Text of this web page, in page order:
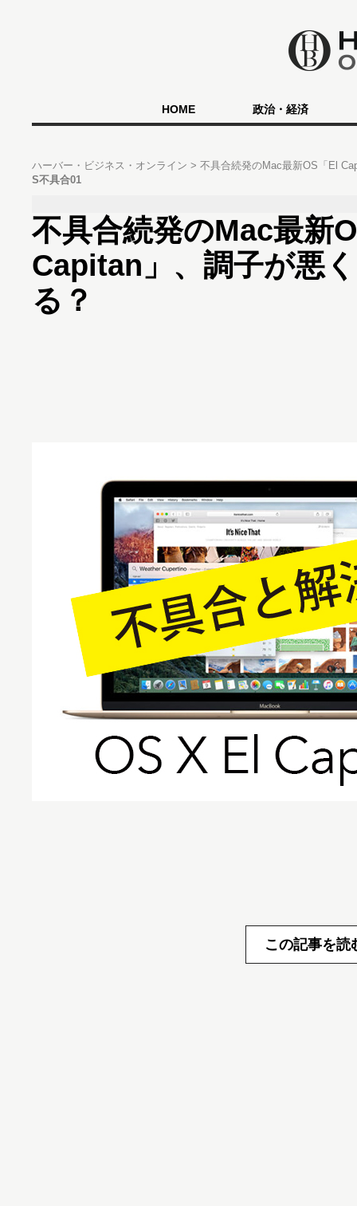
HOME 政治・経済
ハーバー・ビジネス・オンライン
不具合続発のMac最新OS「El
S不具合01
不具合続発のMac最新
Capitan」、調子が悪
る？
この記事を読